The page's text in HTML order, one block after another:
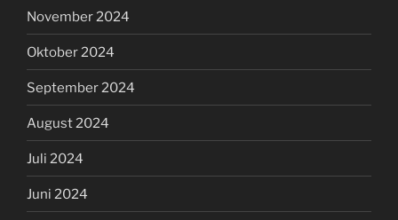
November 2024
Oktober 2024
September 2024
August 2024
Juli 2024
Juni 2024